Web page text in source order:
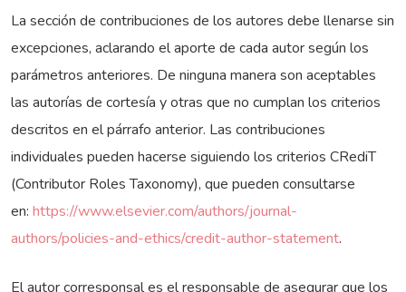
La sección de contribuciones de los autores debe llenarse sin
excepciones, aclarando el aporte de cada autor según los
parámetros anteriores. De ninguna manera son aceptables
las autorías de cortesía y otras que no cumplan los criterios
descritos en el párrafo anterior. Las contribuciones
individuales pueden hacerse siguiendo los criterios CRediT
(Contributor Roles Taxonomy), que pueden consultarse
en: https://www.elsevier.com/authors/journal-
authors/policies-and-ethics/credit-author-statement.
El autor corresponsal es el responsable de asegurar que los